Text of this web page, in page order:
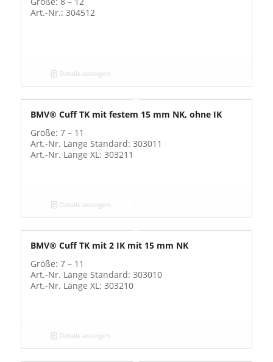
Art.-Nr.: 304512
Details anzeigen
BMV® Cuff TK mit festem 15 mm NK, ohne IK
Größe: 7 – 11
Art.-Nr. Länge Standard: 303011
Art.-Nr. Länge XL: 303211
Details anzeigen
BMV® Cuff TK mit 2 IK mit 15 mm NK
Größe: 7 – 11
Art.-Nr. Länge Standard: 303010
Art.-Nr. Länge XL: 303210
Details anzeigen